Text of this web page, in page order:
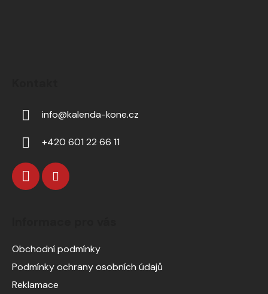
info@kalenda-kone.cz
+420 601 22 66 11
Obchodní podmínky
Podmínky ochrany osobních údajů
Reklamace